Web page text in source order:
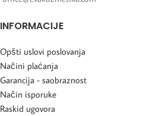
INFORMACIJE
Opšti uslovi poslovanja
Načini plaćanja
Garancija - saobraznost
Način isporuke
Raskid ugovora